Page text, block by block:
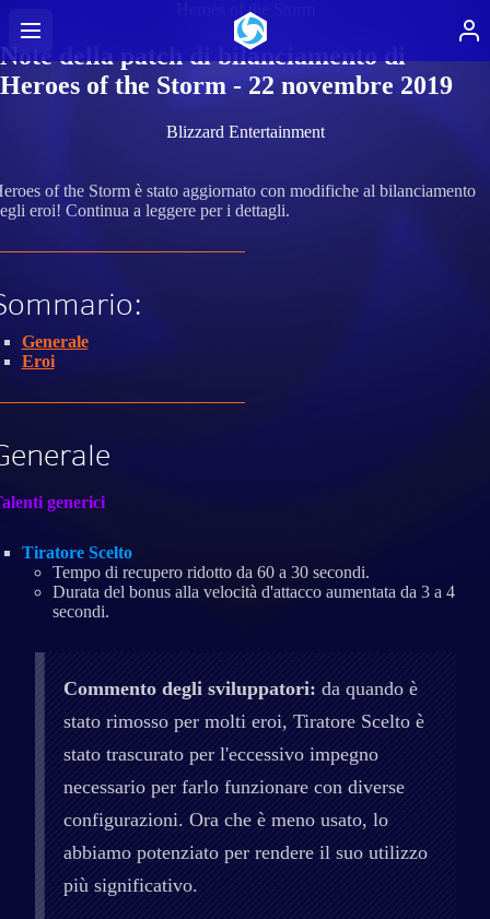
Heroes of the Storm
Note della patch di bilanciamento di
Heroes of the Storm - 22 novembre 2019
Blizzard Entertainment
of the Storm è stato aggiornato con modifiche al bilanciamento
eroi! Continua a leggere per i dettagli.
Generale
Eroi
generici
Tiratore Scelto
Tempo di recupero ridotto da 60 a 30 secondi.
Durata del bonus alla velocità d'attacco aumentata da 3 a 4
secondi.
Commento degli sviluppatori: da quando è
stato rimosso per molti eroi, Tiratore Scelto è
stato trascurato per l'eccessivo impegno
necessario per farlo funzionare con diverse
configurazioni. Ora che è meno usato, lo
abbiamo potenziato per rendere il suo utilizzo
più significativo.